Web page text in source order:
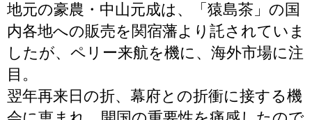
地元の豪農・中山元成は、「猿島茶」の国
内各地への販売を関宿藩より託されていま
したが、ペリー来航を機に、海外市場に注
目。
翌年再来日の折、幕府との折衝に接する機